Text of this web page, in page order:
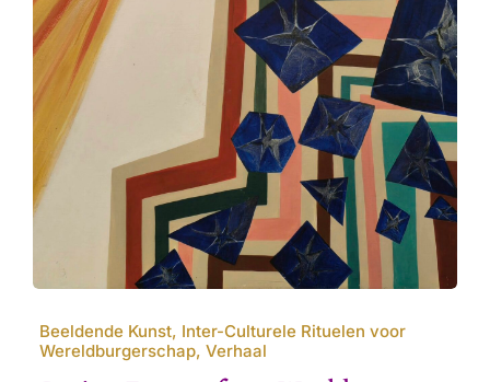
Beeldende Kunst, Inter-Culturele Rituelen voor
Wereldburgerschap, Verhaal